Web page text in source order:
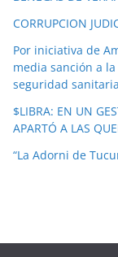
CORRUPCION
Por iniciativa de
media sanción a
seguridad sanitaria
$LIBRA: EN UN
APARTÓ A LAS
“La Adorni de